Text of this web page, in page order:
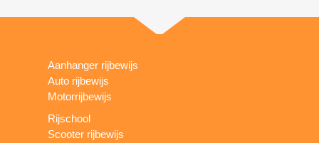
Aanhanger rijbewijs
Auto rijbewijs
Motorrijbewijs
Rijschool
Scooter rijbewijs